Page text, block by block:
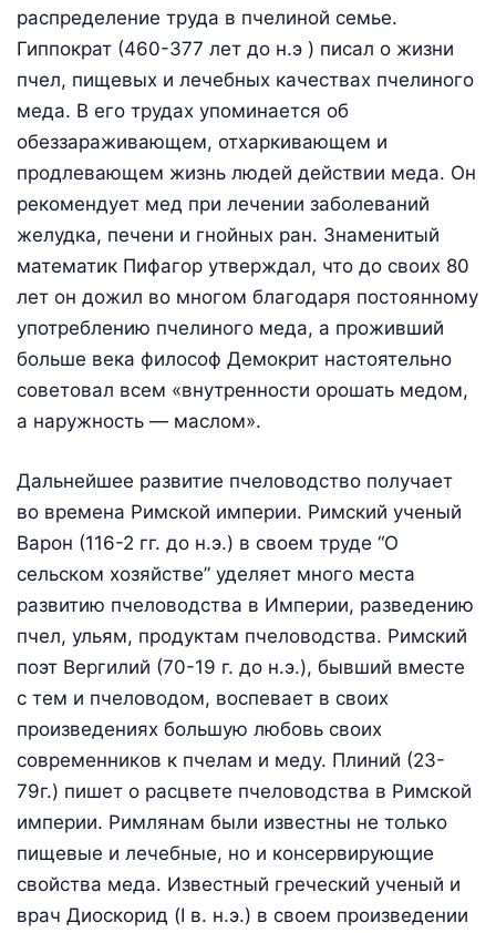
распределение труда в пчелиной семье.
Гиппократ (460-377 лет до н.э ) писал о жизни
пчел, пищевых и лечебных качествах пчелиного
меда. В его трудах упоминается об
обеззараживающем, отхаркивающем и
продлевающем жизнь людей действии меда. Он
рекомендует мед при лечении заболеваний
желудка, печени и гнойных ран. Знаменитый
математик Пифагор утверждал, что до своих 80
лет он дожил во многом благодаря постоянному
употреблению пчелиного меда, а проживший
больше века философ Демокрит настоятельно
советовал всем «внутренности орошать медом,
а наружность — маслом».
Дальнейшее развитие пчеловодство получает
во времена Римской империи. Римский ученый
Варон (116-2 гг. до н.э.) в своем труде “О
сельском хозяйстве” уделяет много места
развитию пчеловодства в Империи, разведению
пчел, ульям, продуктам пчеловодства. Римский
поэт Вергилий (70-19 г. до н.э.), бывший вместе
с тем и пчеловодом, воспевает в своих
произведениях большую любовь своих
современников к пчелам и меду. Плиний (23-
79г.) пишет о расцвете пчеловодства в Римской
империи. Римлянам были известны не только
пищевые и лечебные, но и консервирующие
свойства меда. Известный греческий ученый и
врач Диоскорид (I в. н.э.) в своем произведении